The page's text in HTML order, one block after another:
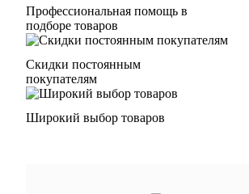
Профессиональная помощь в
подборе товаров
Скидки постоянным
покупателям
Широкий выбор товаров